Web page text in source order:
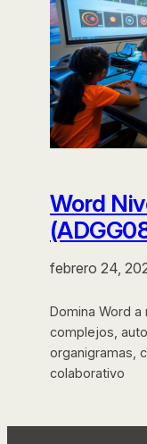
Word
febrero 24,
Domina Word
complejos,
organigramas,
colaborativo